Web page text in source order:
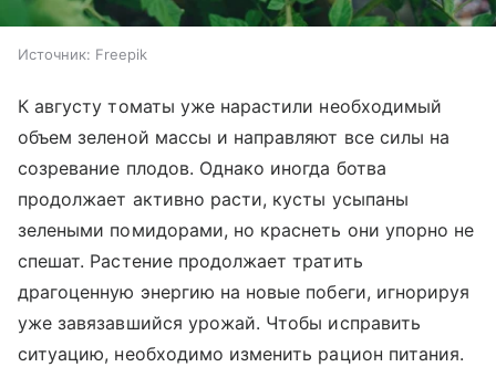
Источник: Freepik
К августу томаты уже нарастили необходимый
объем зеленой массы и направляют все силы на
созревание плодов. Однако иногда ботва
продолжает активно расти, кусты усыпаны
зелеными помидорами, но краснеть они упорно не
спешат. Растение продолжает тратить
драгоценную энергию на новые побеги, игнорируя
уже завязавшийся урожай. Чтобы исправить
ситуацию, необходимо изменить рацион питания.